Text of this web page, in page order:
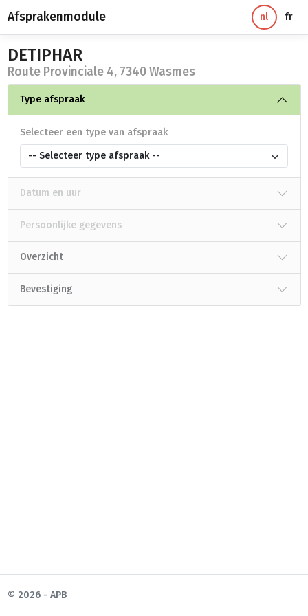
Afsprakenmodule nl fr
DETIPHAR
Route Provinciale 4, 7340 Wasmes
Type afspraak
Selecteer een type van afspraak
-- Selecteer type afspraak --
Datum en uur
Persoonlijke gegevens
Overzicht
Bevestiging
© 2026 - APB